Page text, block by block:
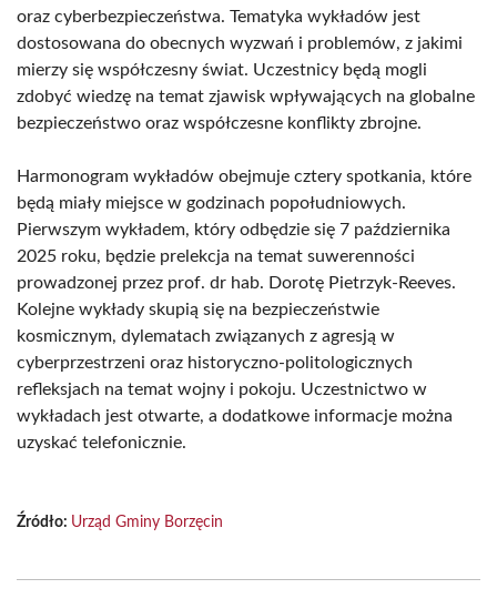
oraz cyberbezpieczeństwa. Tematyka wykładów jest
dostosowana do obecnych wyzwań i problemów, z jakimi
mierzy się współczesny świat. Uczestnicy będą mogli
zdobyć wiedzę na temat zjawisk wpływających na globalne
bezpieczeństwo oraz współczesne konflikty zbrojne.
Harmonogram wykładów obejmuje cztery spotkania, które
będą miały miejsce w godzinach popołudniowych.
Pierwszym wykładem, który odbędzie się 7 października
2025 roku, będzie prelekcja na temat suwerenności
prowadzonej przez prof. dr hab. Dorotę Pietrzyk-Reeves.
Kolejne wykłady skupią się na bezpieczeństwie
kosmicznym, dylematach związanych z agresją w
cyberprzestrzeni oraz historyczno-politologicznych
refleksjach na temat wojny i pokoju. Uczestnictwo w
wykładach jest otwarte, a dodatkowe informacje można
uzyskać telefonicznie.
Źródło: Urząd Gminy Borzęcin